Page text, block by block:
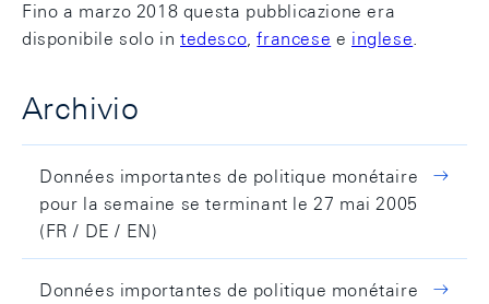
Fino a marzo 2018 questa pubblicazione era
disponibile solo in tedesco,francese e inglese.
Archivio
Données importantes de politique monétaire
pour la semaine se terminant le 27 mai 2005
(FR / DE / EN)
Données importantes de politique monétaire